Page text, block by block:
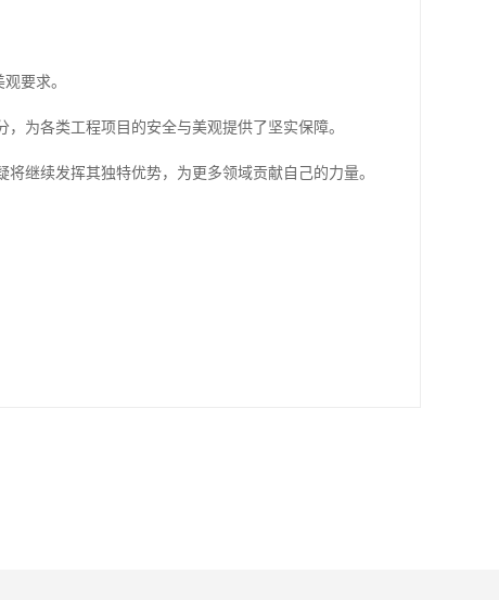
要求。
为各类工程项目的安全与美观提供了坚实保障。
继续发挥其独特优势，为更多领域贡献自己的力量。